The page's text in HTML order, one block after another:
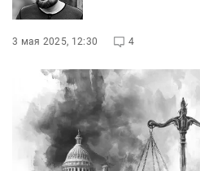
3 мая 2025, 12:30 4